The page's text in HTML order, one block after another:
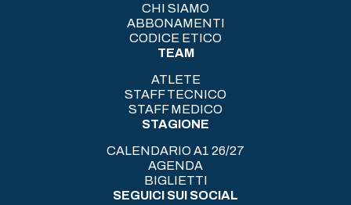
CHI SIAMO
ABBONAMENTI
CODICE ETICO
TEAM
ATLETE
STAFF TECNICO
STAFF MEDICO
STAGIONE
CALENDARIO A1 26/27
AGENDA
BIGLIETTI
SEGUICI SUI SOCIAL